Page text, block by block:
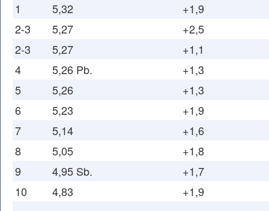
1 5,32
+1,9
2-3
5,27
+2,5
2-3
5,27
+1,1
4
5,26 Pb.
+1,3
5
5,26
+1,3
6
5,23
+1,9
7
5,14
+1,6
8
5,05
+1,8
9
4,95 Sb.
+1,7
10
4,83
+1,9